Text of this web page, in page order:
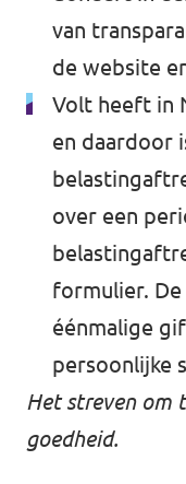
van
de website
Volt heeft in
en daardoor
over een
formulier.
éénmalige
persoonlijke
Het streven om
goedheid.